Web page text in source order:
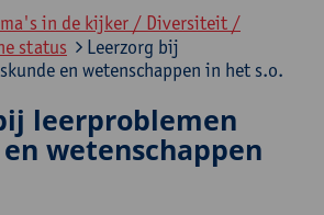
in de kijker / Diversiteit /
status
Leerzorg bij
en wetenschappen in het s.o.
leerproblemen
wetenschappen